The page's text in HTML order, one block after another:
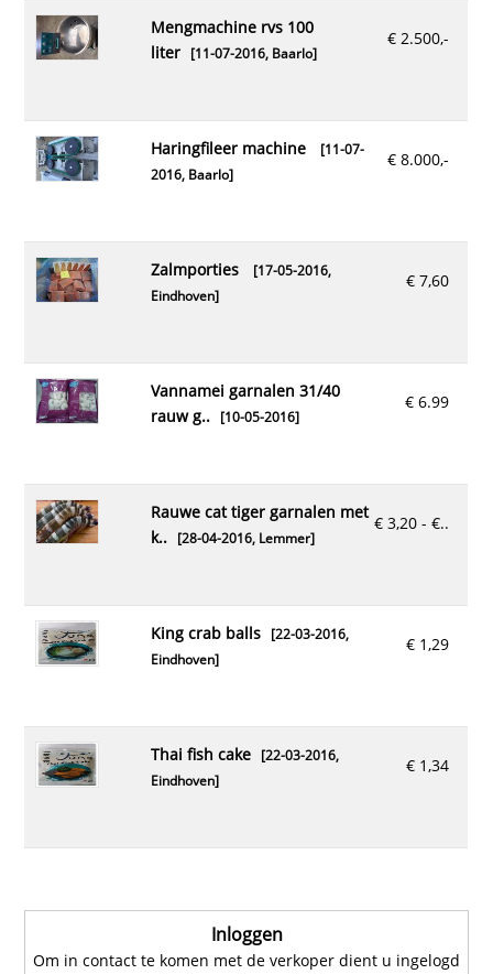
€ 2.500,-
mengmachine rvs 100
liter[11-07-2016, Baarlo]
€ 8.000,-
haringfileer machine
[11-07-
2016, Baarlo]
€ 7,60
zalmporties
[17-05-2016,
Eindhoven]
€ 6.99
vannamei garnalen 31/40
rauw g..[10-05-2016]
€ 3,20 - €..
rauwe cat tiger garnalen met
k..[28-04-2016, Lemmer]
€ 1,29
king crab balls[22-03-2016,
Eindhoven]
€ 1,34
thai fish cake[22-03-2016,
Eindhoven]
Inloggen
Om in contact te komen met de verkoper dient u ingelogd